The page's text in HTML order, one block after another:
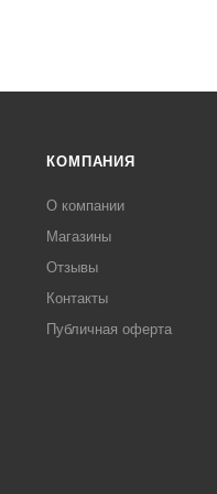
КОМПАНИЯ
О компании
Магазины
Отзывы
Контакты
Публичная оферта